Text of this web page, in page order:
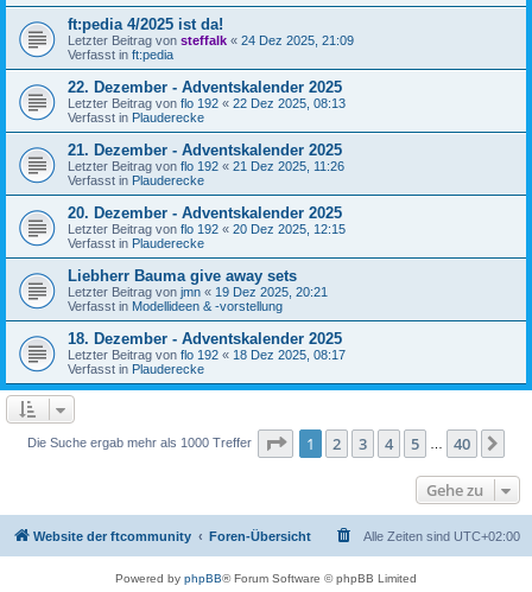
ft:pedia 4/2025 ist da!
Letzter Beitrag von steffalk « 24 Dez 2025, 21:09
Verfasst in ft:pedia
22. Dezember - Adventskalender 2025
Letzter Beitrag von flo 192 « 22 Dez 2025, 08:13
Verfasst in Plauderecke
21. Dezember - Adventskalender 2025
Letzter Beitrag von flo 192 « 21 Dez 2025, 11:26
Verfasst in Plauderecke
20. Dezember - Adventskalender 2025
Letzter Beitrag von flo 192 « 20 Dez 2025, 12:15
Verfasst in Plauderecke
Liebherr Bauma give away sets
Letzter Beitrag von jmn « 19 Dez 2025, 20:21
Verfasst in Modellideen & -vorstellung
18. Dezember - Adventskalender 2025
Letzter Beitrag von flo 192 « 18 Dez 2025, 08:17
Verfasst in Plauderecke
Die Suche ergab mehr als 1000 Treffer Seite 1von 40
1 2 3 4 5 40
Gehe zu
Website der ftcommunity Foren-Übersicht Alle Zeiten sind UTC+02:00
Powered by phpBB® Forum Software © phpBB Limited